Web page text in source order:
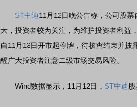
ST中迪11月12日晚公告称，公司股
大，投资者较为关注，为维护投资者利益
自11月13日开市起停牌，待核查结束并
醒广大投资者注意二级市场交易风险。
Wind数据显示，11月12日， ST中迪